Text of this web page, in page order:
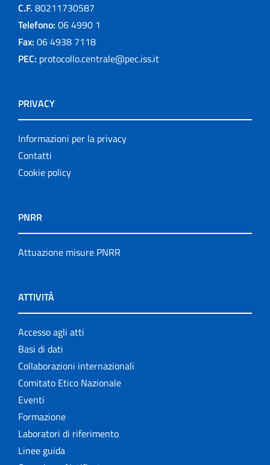
C.F. 80211730587
Telefono: 06 4990 1
Fax: 06 4938 7118
PEC: protocollo.centrale@pec.iss.it
PRIVACY
Informazioni per la privacy
Contatti
Cookie policy
PNRR
Attuazione misure PNRR
ATTIVITÀ
Accesso agli atti
Basi di dati
Collaborazioni internazionali
Comitato Etico Nazionale
Eventi
Formazione
Laboratori di riferimento
Linee guida